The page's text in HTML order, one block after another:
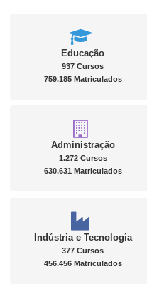
Educação
937 Cursos
759.185 Matriculados
Administração
1.272 Cursos
630.631 Matriculados
Indústria e Tecnologia
377 Cursos
456.456 Matriculados